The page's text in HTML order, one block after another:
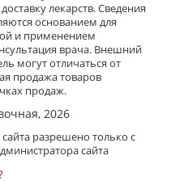
лекарств. Сведения
основанием для
и применением
врача. Внешний
могут отличаться от
продажа товаров
продаж.
2026
разрешено только с
сайта